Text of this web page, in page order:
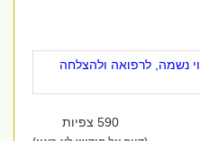
לרפואה ולהצלחה
590 צפיות